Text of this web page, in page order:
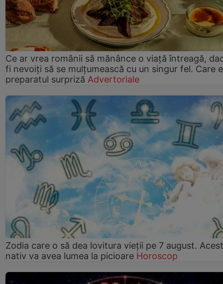
Ce ar vrea românii să mănânce o viață întreagă,
fi nevoiți să se mulțumească cu un singur fel. Care e
preparatul surpriză Advertoriale
Zodia care o să dea lovitura vieții pe 7 august. Acest
nativ va avea lumea la picioare Horoscop